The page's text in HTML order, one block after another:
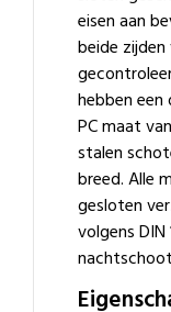
eisen aan
beide
hebben
PC maat
stalen
breed. Alle
gesloten
volgens